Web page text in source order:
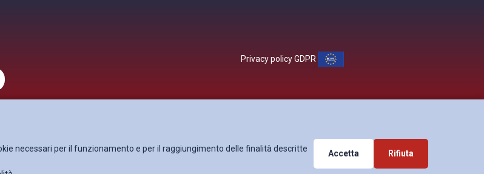
Privacy policy GDPR
necessari per il funzionamento e per il raggiungimento delle finalità descritte
Accetta Rifiuta